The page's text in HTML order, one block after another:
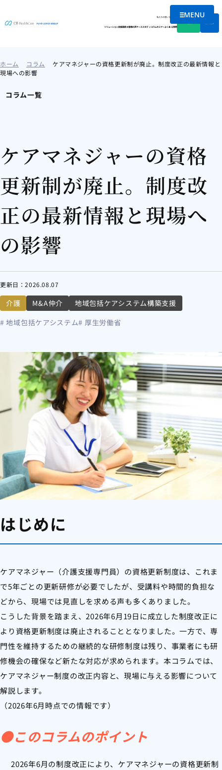
メニュー
MENU
私たちの想い会社情報
ソリューション支援実績お客様の声ケーススタディコラムセミナーよくある質問
ホーム コラム
ケアマネジャーの資格更新制が廃止。制度改正の最新情報と
現場への影響
コラム一覧
ケアマネジャーの資格
更新制が廃止。制度改
正の最新情報と現場へ
の影響
更新日：2026.08.07
介護 M&A仲介
地域包括ケアシステム構築支援
# 地域包括ケアシステム# 厚生労働省
はじめに
ケアマネジャー（介護支援専門員）の資格更新制度は、これま
で5年ごとの更新研修が必要でしたが、受講料や時間的負担な
どから、現場では見直しを求める声も多くありました。
こうした背景を踏まえ、2026年6月19日に成立した制度改正に
より資格更新制度は廃止されることとなりました。一方で、専
門性を維持するための継続的な研修制度は残り、事業者にも研
修機会の確保など新たな対応が求められます。本コラムでは、
ケアマネジャー制度の改正内容と、現場に与える影響について
解説します。
（2026年6月時点での情報です）
●このコラムのポイント
2026年6月の制度改正により、ケアマネジャーの資格更新制